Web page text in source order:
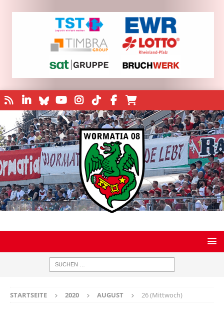
STARTSEITE 2020 AUGUST 26 (Mittwoch)